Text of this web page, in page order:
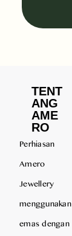
TENT
ANG
AME
RO
Perhiasan
Amero
Jewellery
menggunakan
emas dengan